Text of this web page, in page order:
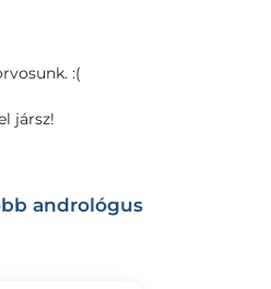
:(
jársz!
andrológus